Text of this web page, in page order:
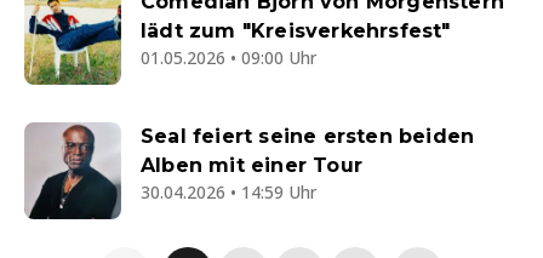
lädt zum "Kreisverkehrsfest"
01.05.2026 • 09:00 Uhr
Seal feiert seine ersten beiden
Alben mit einer Tour
30.04.2026 • 14:59 Uhr